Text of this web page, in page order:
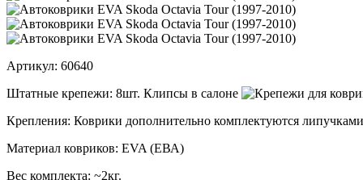
Артикул: 60640
Штатные крепежи: 8шт. Клипсы в салоне
Крепления: Коврики дополнительно комплектуются
Материал ковриков: EVA (ЕВА)
Вес комплекта: ~2кг.